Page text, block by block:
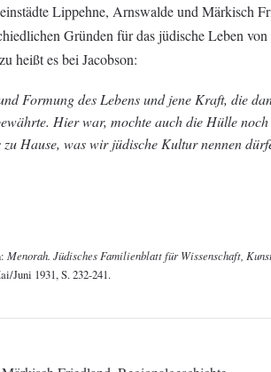
Lippehne, Arnswalde und Märkisch
Gründen für das jüdische Leben
heißt es bei Jacobson:
Formung des Lebens und jene Kraft, die
Hier war, mochte auch die Hülle noch
Hause, was wir jüdische Kultur nennen
Menorah. Jüdisches Familienblatt für Wissenschaft,
Juni 1931, S. 232-241.